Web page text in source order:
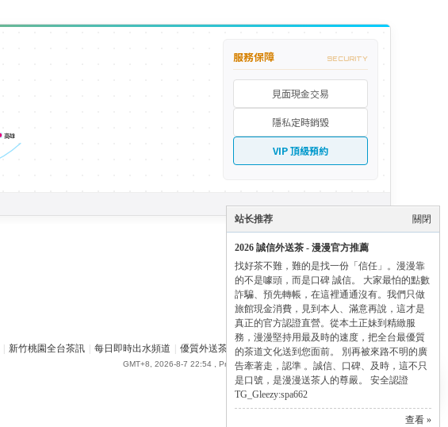
關閉
站长推荐
2026 誠信外送茶 - 漫漫官方推薦
找好茶不難，難的是找一份「信任」。漫漫靠
的不是噱頭，而是口碑 誠信。 大家最怕的點數
詐騙、預先轉帳，在這裡通通沒有。我們只做
旅館現金消費，見到本人、滿意再說，這才是
真正的官方認證直營。從本土正妹到精緻服
務，漫漫堅持用最及時的速度，把全台最優質
的茶道文化送到您面前。 別再被來路不明的廣
告牽著走，認準 。誠信、口碑、及時，這不只
是口號，是漫漫送茶人的尊嚴。 安全認證
TG_Gleezy:spa662
查看 »
高雄
服務保障 SECURITY
見面現金交易
隱私定時銷毀
VIP 頂級預約
✕
✨ Manman 尊榮導航
點擊展開全部通道 ➔
新竹桃園全台茶訊 每日即時出水頻道 優質外送茶論壇 | SPA662 漫漫全台外送茶 - Gleezy
GMT+8, 2026-8-7 22:54 , Processed in 0.084066 second(s), 23 queries .